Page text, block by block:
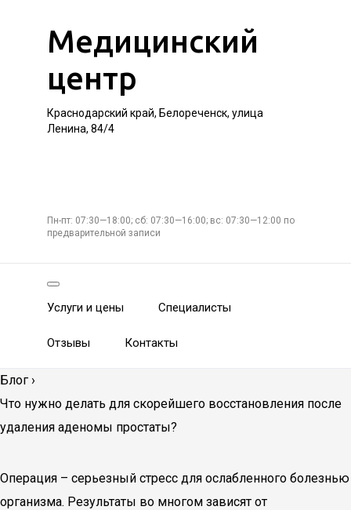
Медицинский
центр
Краснодарский край, Белореченск, улица
Ленина, 84/4
Пн-пт: 07:30—18:00; сб: 07:30—16:00; вс: 07:30—12:00 по
предварительной записи
Услуги и цены Специалисты
Отзывы Контакты
Блог ›
Что нужно делать для скорейшего восстановления после
удаления аденомы простаты?
Операция – серьезный стресс для ослабленного болезнью
организма. Результаты во многом зависят от